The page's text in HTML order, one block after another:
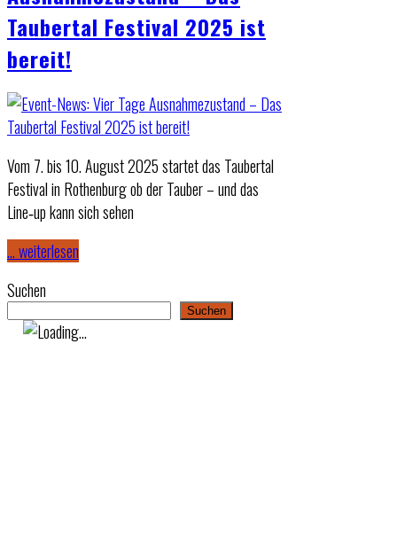
Taubertal Festival 2025 ist
bereit!
Vom 7. bis 10. August 2025 startet das Taubertal
Festival in Rothenburg ob der Tauber – und das
Line‑up kann sich sehen
… weiterlesen
Suchen
Suchen